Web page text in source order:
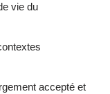
vie du
accepté et